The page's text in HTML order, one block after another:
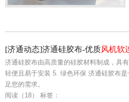
[济通动态]济通硅胶布-优质风机软
济通硅胶布由高质量的硅胶材料制成，具
轻便且易于安装 5. 绿色环保 济通硅胶布是
足您的需求。
阅读（18） 标签：